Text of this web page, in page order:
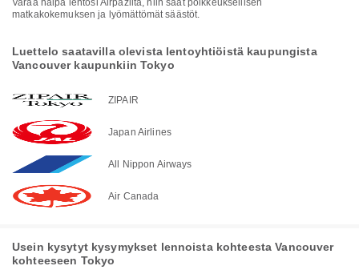
Varaa halpa lentosi Airpazilta, niin saat poikkeuksellisen
matkakokemuksen ja lyömättömät säästöt.
Luettelo saatavilla olevista lentoyhtiöistä kaupungista
Vancouver kaupunkiin Tokyo
ZIPAIR
Japan Airlines
All Nippon Airways
Air Canada
Usein kysytyt kysymykset lennoista kohteesta Vancouver
kohteeseen Tokyo